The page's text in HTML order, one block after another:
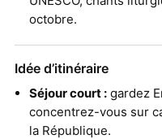
octobre.
Idée d’itinéraire
Séjour court :gardez
concentrez-vous sur
la République.